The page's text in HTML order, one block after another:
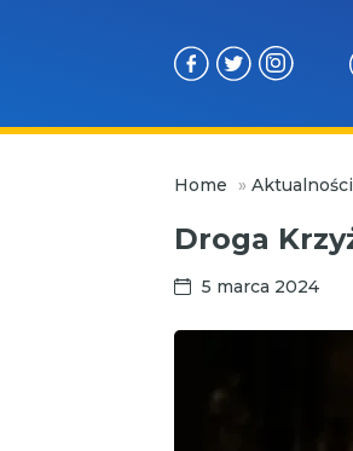
Home » Aktualności
Droga
5 marca 2024